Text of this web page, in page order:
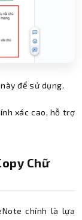
để sử dụng.
xác cao, hỗ trợ
Chữ
chính là lựa